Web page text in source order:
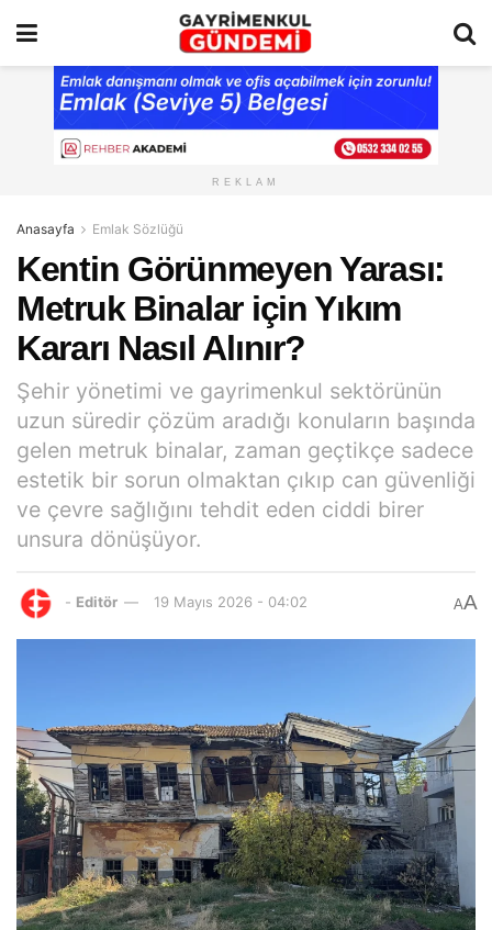
REKLAM
Anasayfa Emlak Sözlüğü
Kentin Görünmeyen Yarası:
Metruk Binalar için Yıkım
Kararı Nasıl Alınır?
Şehir yönetimi ve gayrimenkul sektörünün
uzun süredir çözüm aradığı konuların başında
gelen metruk binalar, zaman geçtikçe sadece
estetik bir sorun olmaktan çıkıp can güvenliği
ve çevre sağlığını tehdit eden ciddi birer
unsura dönüşüyor.
- Editör 19 Mayıs 2026 - 04:02 AA